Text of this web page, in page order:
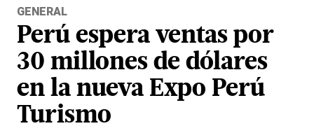
GENERAL
Perú espera ventas por
30 millones de dólares
en la nueva Expo Perú
Turismo